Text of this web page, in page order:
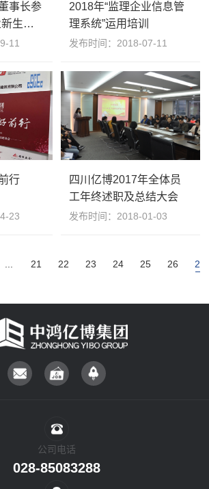
事长参
生代
习取
11
2018年“监理企业信息管
理系统”运用培训
发布时间：2018-07-11
行
23
四川亿博2017年全体员
工年终述职及总结大会
发布时间：2018-01-03
21 22 23 24 25 26 27
公司电话
028-85083288